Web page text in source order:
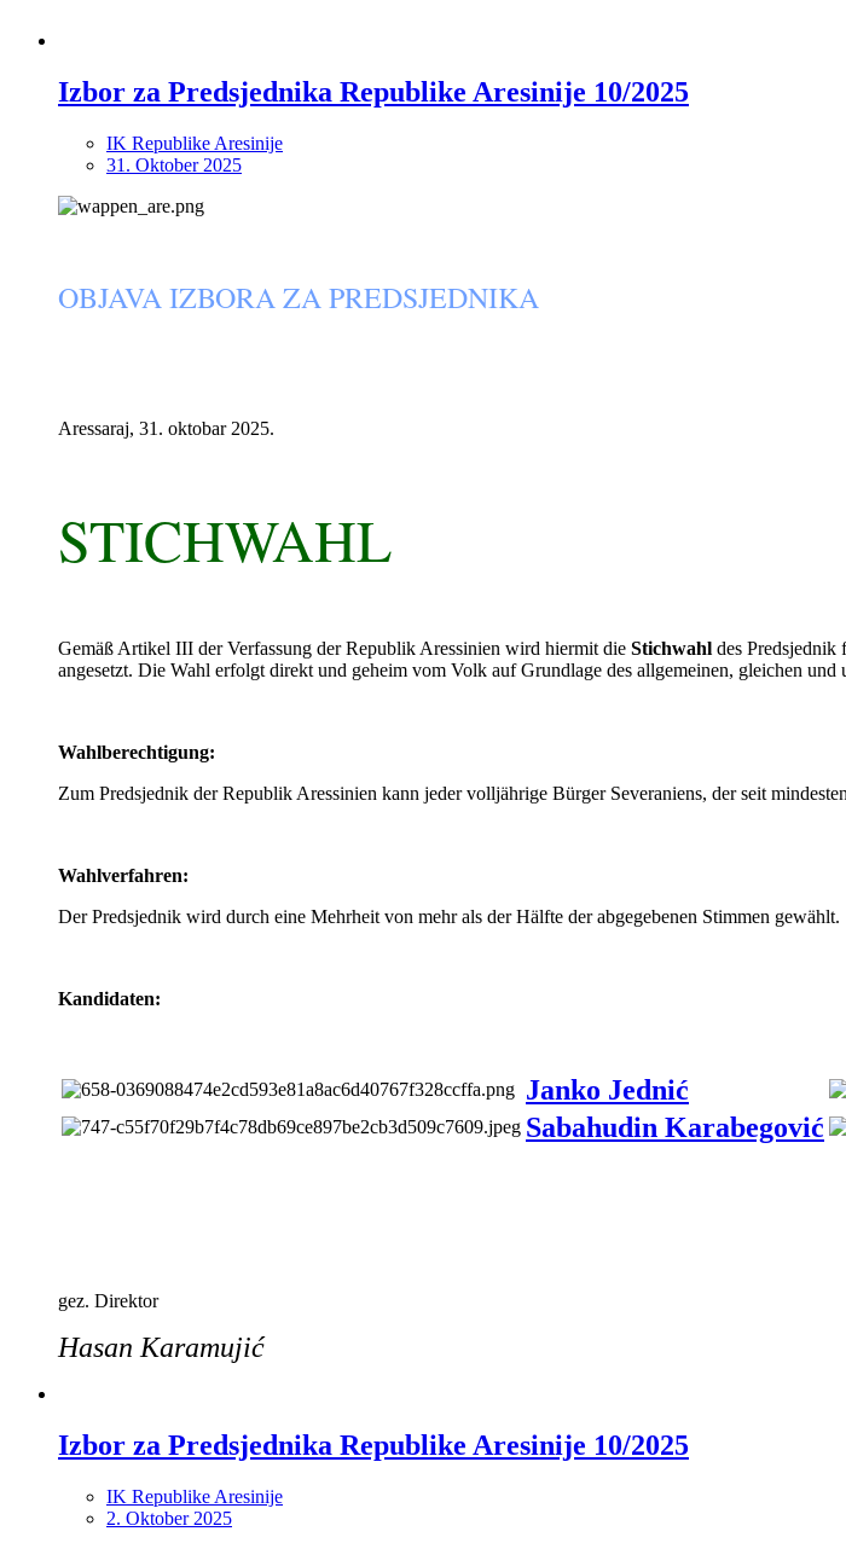
Izbor za Predsjednika Republike Aresinije 10/2025
IK Republike Aresinije
31. Oktober 2025
OBJAVA IZBORA ZA PREDSJEDNIKA
Aressaraj, 31. oktobar 2025.
STICHWAHL
Gemäß Artikel III der Verfassung der Republik Aressinien wird hiermit die Stichwahl des Predsjednik
angesetzt. Die Wahl erfolgt direkt und geheim vom Volk auf Grundlage des allgemeinen, gleichen und
Wahlberechtigung:
Zum Predsjednik der Republik Aressinien kann jeder volljährige Bürger Severaniens, der seit
Wahlverfahren:
Der Predsjednik wird durch eine Mehrheit von mehr als der Hälfte der abgegebenen Stimmen gewählt.
Kandidaten:
Janko Jednić
Sabahudin Karabegović
gez. Direktor
Hasan Karamujić
Izbor za Predsjednika Republike Aresinije 10/2025
IK Republike Aresinije
2. Oktober 2025